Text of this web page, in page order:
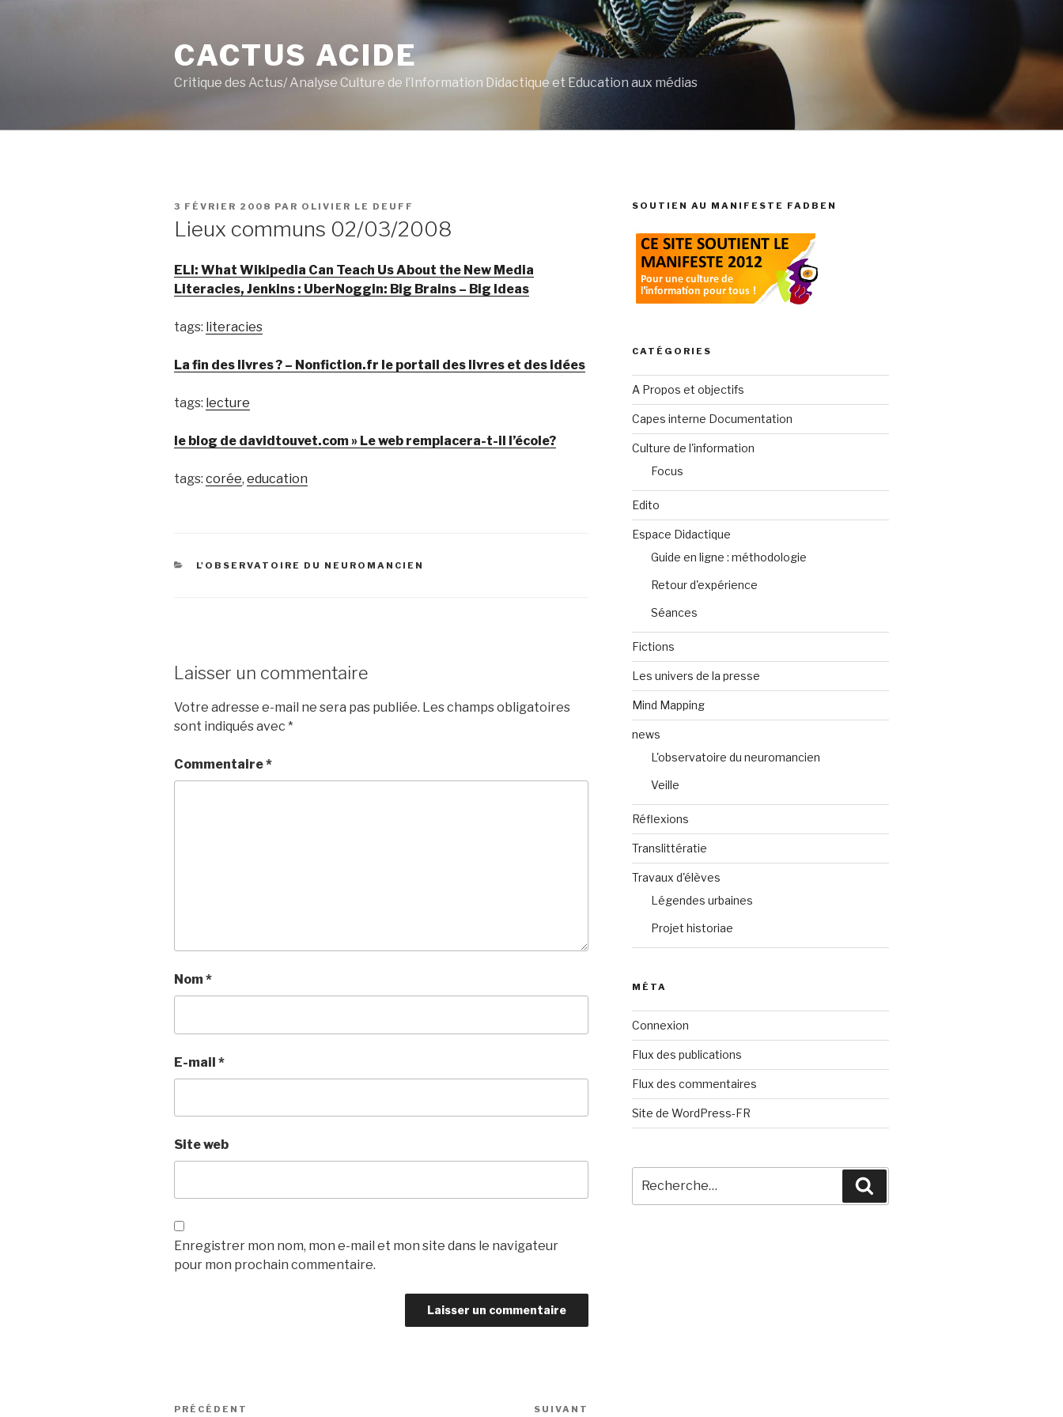
CACTUS ACIDE
Critique des Actus/ Analyse Culture de l’Information Didactique et Education aux médias
PUBLIÉ
3 FÉVRIER 2008 PAR OLIVIER LE DEUFF
Lieux communs 02/03/2008
ELI: What Wikipedia Can Teach Us About the New Media
Literacies, Jenkins : UberNoggin: Big Brains – Big Ideas
tags: literacies
La fin des livres ? – Nonfiction.fr le portail des livres et des idées
tags: lecture
le blog de davidtouvet.com » Le web remplacera-t-il l’école?
tags: corée, education
CATÉGORIES
L'OBSERVATOIRE DU NEUROMANCIEN
Laisser un commentaire
Votre adresse e-mail ne sera pas publiée. Les champs obligatoires
sont indiqués avec *
Commentaire*
Nom*
E-mail *
Site web
Enregistrer mon nom, mon e-mail et mon site dans le navigateur
pour mon prochain commentaire.
Navigation
Article
PRÉCÉDENT SUIVANT
SOUTIEN AU MANIFESTE FADBEN
CATÉGORIES
A Propos et objectifs
Capes interne Documentation
Culture de l'information
Focus
Edito
Espace Didactique
Guide en ligne : méthodologie
Retour d'expérience
Séances
Fictions
Les univers de la presse
Mind Mapping
news
L'observatoire du neuromancien
Veille
Réflexions
Translittératie
Travaux d'élèves
Légendes urbaines
Projet historiae
MÉTA
Connexion
Flux des publications
Flux des commentaires
Site de WordPress-FR
pour
: